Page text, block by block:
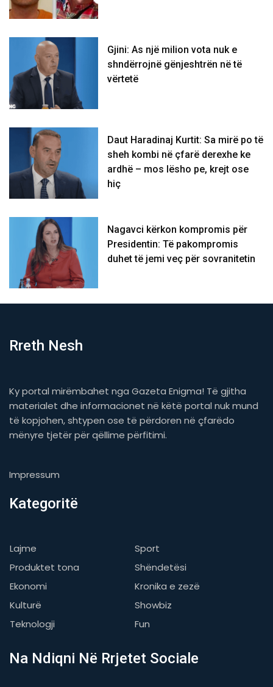
Gjini: As një milion vota nuk e
shndërrojnë gënjeshtrën në të
vërtetë
Daut Haradinaj Kurtit: Sa mirë po të
sheh kombi në çfarë derexhe ke
ardhë – mos lësho pe, krejt ose
hiç
Nagavci kërkon kompromis për
Presidentin: Të pakompromis
duhet të jemi veç për sovranitetin
Rreth Nesh
Ky portal mirëmbahet nga Gazeta Enigma! Të gjitha
materialet dhe informacionet në këtë portal nuk mund
të kopjohen, shtypen ose të përdoren në çfarëdo
mënyre tjetër për qëllime përfitimi.
Impressum
Kategoritë
Lajme
Sport
Produktet tona
Shëndetësi
Ekonomi
Kronika e zezë
Kulturë
Showbiz
Teknologji
Fun
Na Ndiqni Në Rrjetet Sociale